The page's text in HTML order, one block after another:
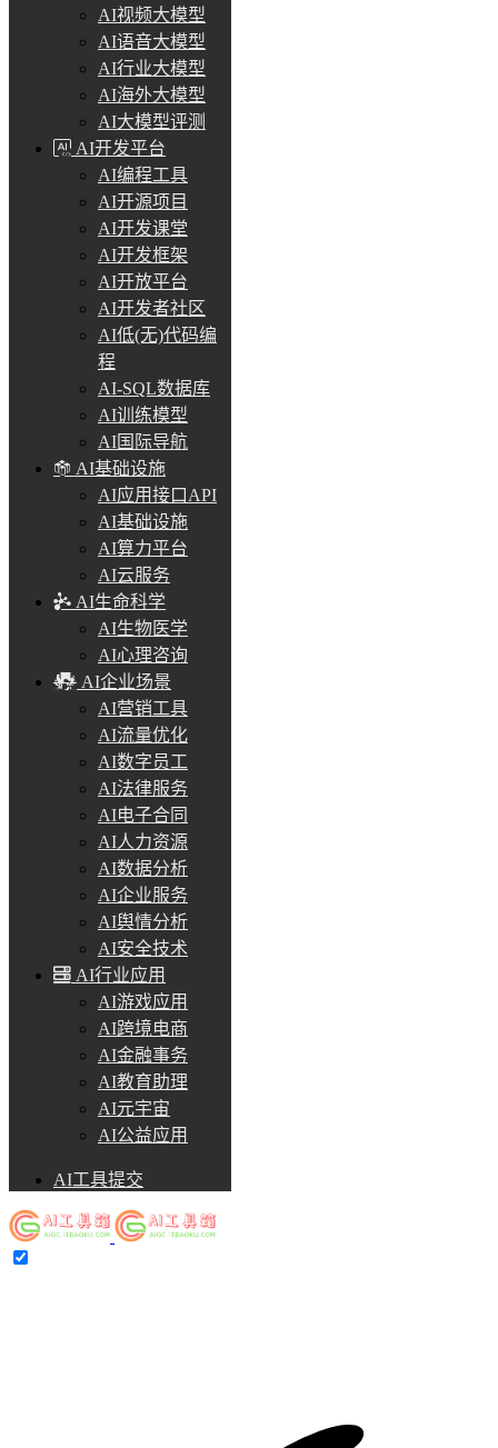
AI视频大模型
AI语音大模型
AI行业大模型
AI海外大模型
AI大模型评测
AI开发平台
AI编程工具
AI开源项目
AI开发课堂
AI开发框架
AI开放平台
AI开发者社区
AI低(无)代码编
程
AI-SQL数据库
AI训练模型
AI国际导航
AI基础设施
AI应用接口API
AI基础设施
AI算力平台
AI云服务
AI生命科学
AI生物医学
AI心理咨询
AI企业场景
AI营销工具
AI流量优化
AI数字员工
AI法律服务
AI电子合同
AI人力资源
AI数据分析
AI企业服务
AI舆情分析
AI安全技术
AI行业应用
AI游戏应用
AI跨境电商
AI金融事务
AI教育助理
AI元宇宙
AI公益应用
AI工具提交